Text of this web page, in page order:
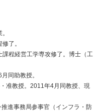
了。
程経営工学専攻修了。博士（工
同助教授。
准教授。2011年4月同教授、現
進事務局参事官（インフラ・防